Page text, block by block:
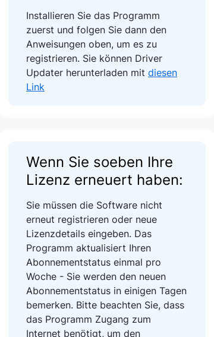
Installieren Sie das Programm
zuerst und folgen Sie dann den
Anweisungen oben, um es zu
registrieren. Sie können Driver
Updater herunterladen mit diesen
Link
Wenn Sie soeben Ihre
Lizenz erneuert haben:
Sie müssen die Software nicht
erneut registrieren oder neue
Lizenzdetails eingeben. Das
Programm aktualisiert Ihren
Abonnementstatus einmal pro
Woche - Sie werden den neuen
Abonnementstatus in einigen Tagen
bemerken. Bitte beachten Sie, dass
das Programm Zugang zum
Internet benötigt, um den